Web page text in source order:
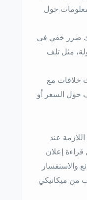
حول
ضرر خفي في
مثل تلف
خلافات مع
حول السعر أو
عند
إعلان
والاستفسار
من ميكانيكي